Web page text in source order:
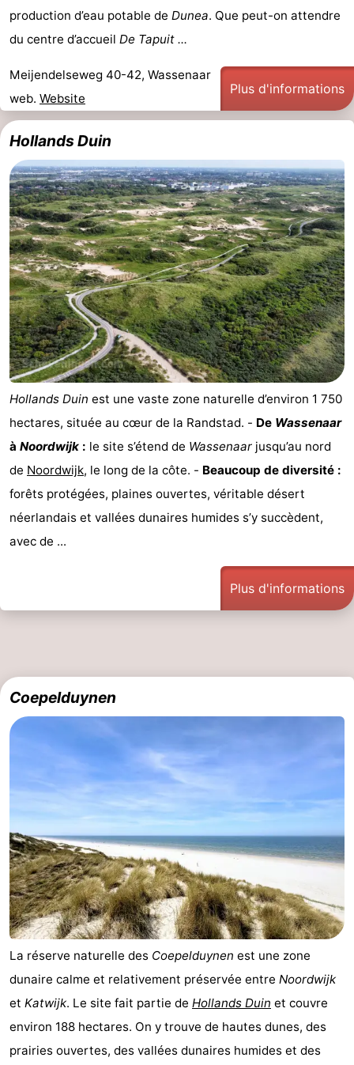
production d’eau potable de Dunea. Que peut-on attendre
du centre d’accueil De Tapuit ...
Meijendelseweg 40-42, Wassenaar
web. Website
Plus d'informations
Hollands Duin
Hollands Duin est une vaste zone naturelle d’environ 1 750
hectares, située au cœur de la Randstad. - De Wassenaar
à Noordwijk : le site s’étend de Wassenaar jusqu’au nord
de Noordwijk, le long de la côte. - Beaucoup de diversité :
forêts protégées, plaines ouvertes, véritable désert
néerlandais et vallées dunaires humides s’y succèdent,
avec de ...
Plus d'informations
Coepelduynen
La réserve naturelle des Coepelduynen est une zone
dunaire calme et relativement préservée entre Noordwijk
et Katwijk. Le site fait partie de Hollands Duin et couvre
environ 188 hectares. On y trouve de hautes dunes, des
prairies ouvertes, des vallées dunaires humides et des